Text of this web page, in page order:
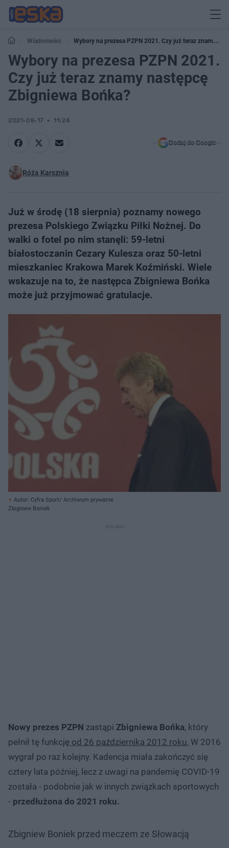
Wiadomości
Wybory na prezesa PZPN 2021. Czy już teraz znamy
następcę Zbigniewa Bońka?
Wybory na prezesa PZPN 2021.
Czy już teraz znamy następcę
Zbigniewa Bońka?
2021-08-17 11:24
Dodaj do Google
Róża Karsznia
Już w środę (18 sierpnia) poznamy nowego
prezesa Polskiego Związku Piłki Nożnej. Do
walki o fotel po nim stanęli: 59-letni
białostoczanin Cezary Kulesza oraz 50-letni
mieszkaniec Krakowa Marek Koźmiński. Wiele
wskazuje na to, że następca Zbigniewa Bońka
może już przyjmować gratulacje.
Autor: Cyfra Sport/ Archiwum prywatne
Zbigniew Boniek
Nowy prezes PZPN zastąpi Zbigniewa Bońka, który
pełnił tę funkcję od 26 października 2012 roku. W 2016
wygrał po raz kolejny. Kadencja miała zakończyć się
cztery lata później, lecz z uwagi na pandemię COVID-19
została - podobnie jak w innych związkach sportowych
- przedłużona do 2021 roku.
Zbigniew Boniek przed meczem ze Słowacją